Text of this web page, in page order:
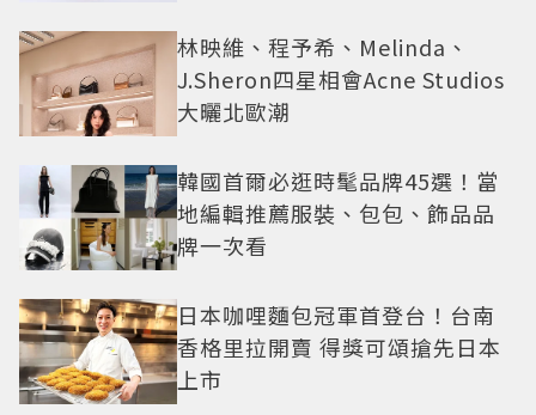
林映維、程予希、Melinda、
J.Sheron四星相會Acne Studios
大曬北歐潮
韓國首爾必逛時髦品牌45選！當
地編輯推薦服裝、包包、飾品品
牌一次看
日本咖哩麵包冠軍首登台！台南
香格里拉開賣 得獎可頌搶先日本
上市